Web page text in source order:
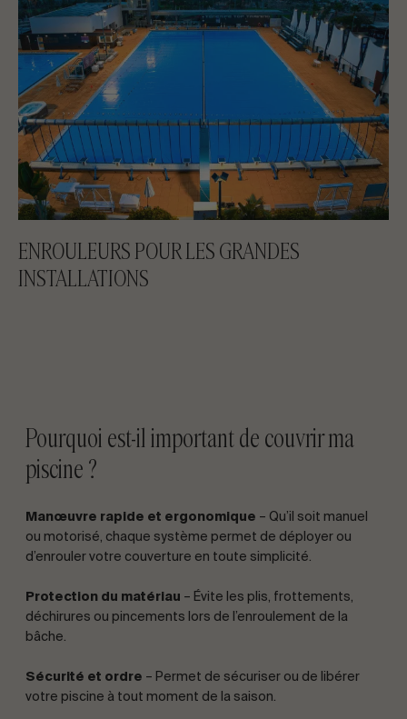
ENROULEURS POUR LES GRANDES
INSTALLATIONS
Pourquoi est-il important de couvrir ma
piscine ?
Manœuvre rapide et ergonomique – Qu’il soit manuel
ou motorisé, chaque système permet de déployer ou
d’enrouler votre couverture en toute simplicité.
Protection du matériau – Évite les plis, frottements,
déchirures ou pincements lors de l’enroulement de la
bâche.
Sécurité et ordre – Permet de sécuriser ou de libérer
votre piscine à tout moment de la saison.